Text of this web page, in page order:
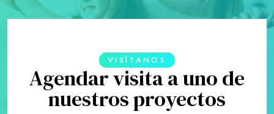
VISÍTANOS
Agendar visita a uno de
nuestros proyectos